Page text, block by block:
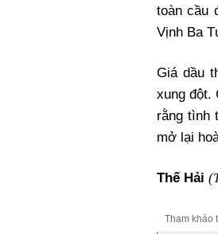
toàn cầu
Vịnh Ba
Giá dầu
xung đột.
rằng tình
mở lại
Thế Hải
Tham khảo